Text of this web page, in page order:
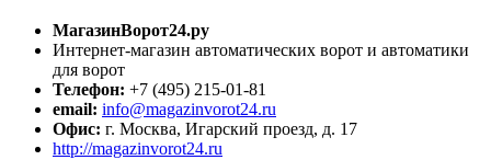
МагазинВорот24.ру
Интернет-магазин автоматических ворот и автоматики
для ворот
Телефон: +7 (495) 215-01-81
email: info@magazinvorot24.ru
Офис: г. Москва, Игарский проезд, д. 17
http://magazinvorot24.ru